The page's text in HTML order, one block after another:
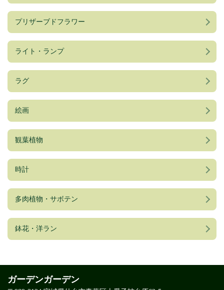
プリザーブドフラワー
ライト・ランプ
ラグ
絵画
観葉植物
時計
多肉植物・サボテン
鉢花・洋ラン
ガーデンガーデン